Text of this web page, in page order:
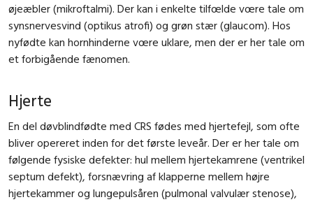
øjeæbler (mikroftalmi). Der kan i enkelte tilfœlde vœre tale om
synsnervesvind (optikus atrofi) og grøn stær (glaucom). Hos
nyfødte kan hornhinderne vœre uklare, men der er her tale om
et forbigående fænomen.
Hjerte
En del døvblindfødte med CRS fødes med hjertefejl, som ofte
bliver opereret inden for det første leveår. Der er her tale om
følgende fysiske defekter: hul mellem hjertekamrene (ventrikel
septum defekt), forsnævring af klapperne mellem højre
hjertekammer og lungepulsåren (pulmonal valvulær stenose),